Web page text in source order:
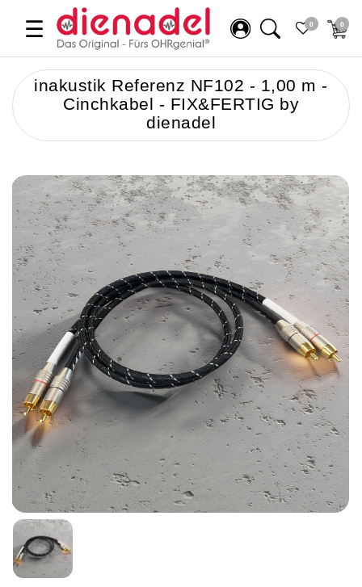
☰ 0 0
inakustik Referenz NF102 - 1,00 m -
Cinchkabel - FIX&FERTIG by
dienadel